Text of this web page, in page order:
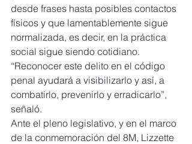
desde frases hasta posibles contactos
físicos y que lamentablemente sigue
normalizada, es decir, en la práctica
social sigue siendo cotidiano.
“Reconocer este delito en el código
penal ayudará a visibilizarlo y así, a
combatirlo, prevenirlo y erradicarlo”,
señaló.
Ante el pleno legislativo, y en el marco
de la conmemoración del 8M, Lizzette